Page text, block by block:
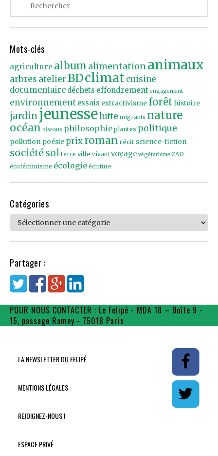
Mots-clés
agriculture album alimentationanimaux
arbres atelierBDclimatcuisine
documentaire déchets effondrement engagement
environnement essais extractivisme forêthistoire
jardin jeunesselutte migrants nature
océan oiseaux philosophie plantes politique
pollution poésie prixroman récit science-fiction
sociétésol terre ville vivant voyage végétarisme ZAD
écoféminisme écologie écriture
Catégories
Catégories
Partager :
POUR NOUS CONTACTER : Le Felipé - MDA 18 – Boîte 9 -
15, passage Ramey - 75018 Paris
LA NEWSLETTER DU FELIPÉ
MENTIONS LÉGALES
REJOIGNEZ-NOUS !
ESPACE PRIVÉ